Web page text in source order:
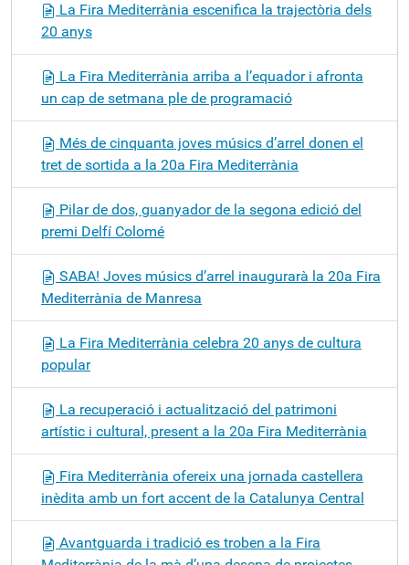
La Fira Mediterrània escenifica la trajectòria dels
20 anys
La Fira Mediterrània arriba a l’equador i afronta
un cap de setmana ple de programació
Més de cinquanta joves músics d’arrel donen el
tret de sortida a la 20a Fira Mediterrània
Pilar de dos, guanyador de la segona edició del
premi Delfí Colomé
SABA! Joves músics d’arrel inaugurarà la 20a Fira
Mediterrània de Manresa
La Fira Mediterrània celebra 20 anys de cultura
popular
La recuperació i actualització del patrimoni
artístic i cultural, present a la 20a Fira Mediterrània
Fira Mediterrània ofereix una jornada castellera
inèdita amb un fort accent de la Catalunya Central
Avantguarda i tradició es troben a la Fira